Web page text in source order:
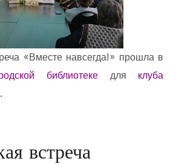
«Вместе навсегда!» прошла в
библиотеке для клуба
встреча